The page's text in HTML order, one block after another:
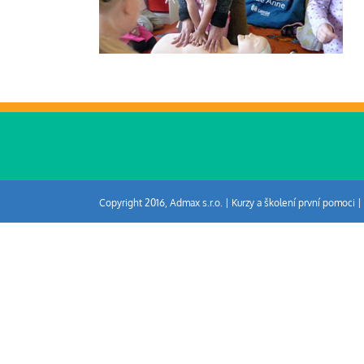
Copyright 2016, Admax s.r.o. | Kurzy a školení první pomoci |